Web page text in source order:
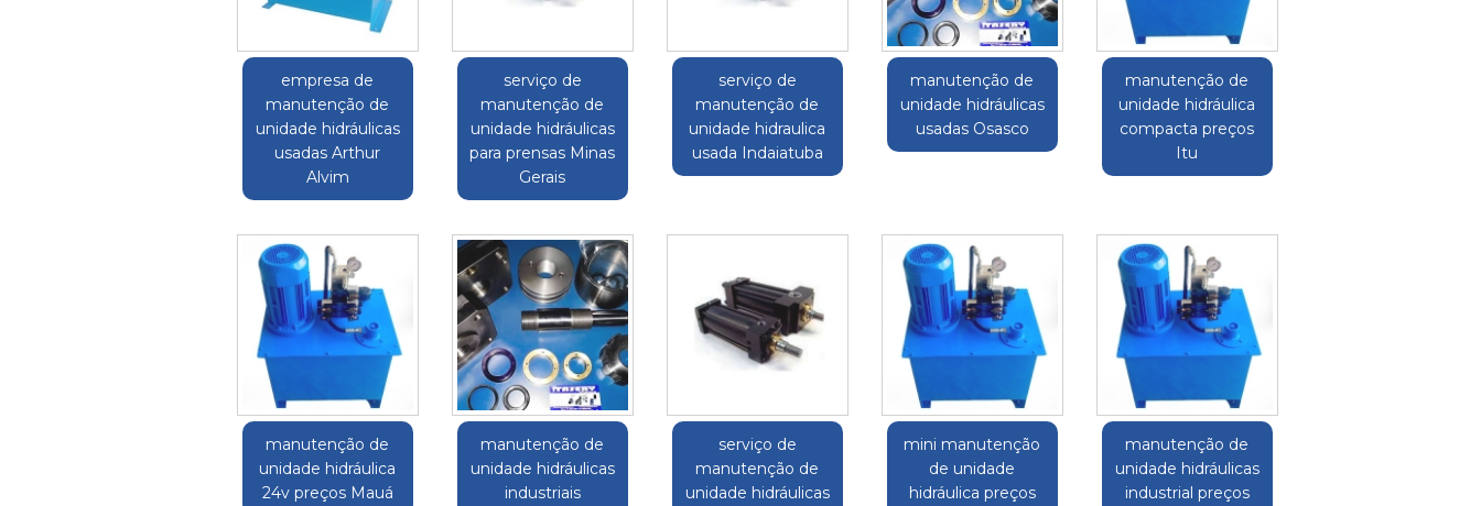
empresa de
manutenção de
unidade hidráulicas
usadas Arthur
Alvim
serviço de
manutenção de
unidade hidráulicas
para prensas Minas
Gerais
serviço de
manutenção de
unidade hidraulica
usada Indaiatuba
manutenção de
unidade hidráulicas
usadas Osasco
manutenção de
unidade hidráulica
compacta preços
Itu
manutenção de
unidade hidráulica
24v preços Mauá
manutenção de
unidade hidráulicas
industriais
serviço de
manutenção de
unidade hidráulicas
mini manutenção
de unidade
hidráulica preços
manutenção de
unidade hidráulicas
industrial preços